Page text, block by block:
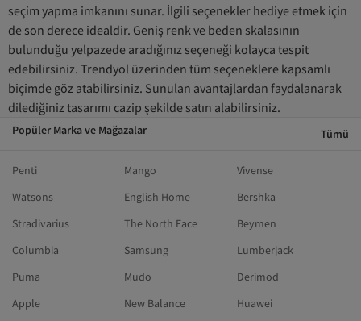
seçim yapma imkanını sunar. İlgili seçenekler hediye etmek için
de son derece idealdir. Geniş renk ve beden skalasının
bulunduğu yelpazede aradığınız seçeneği kolayca tespit
edebilirsiniz. Trendyol üzerinden tüm seçeneklere kapsamlı
biçimde göz atabilirsiniz. Sunulan avantajlardan faydalanarak
dilediğiniz tasarımı cazip şekilde satın alabilirsiniz.
Popüler Marka ve Mağazalar Tümü
Penti Mango
Vivense
Watsons
English Home
Bershka
Stradivarius
The North Face
Beymen
Columbia
Samsung
Lumberjack
Puma
Mudo
Derimod
Apple
New Balance
Huawei